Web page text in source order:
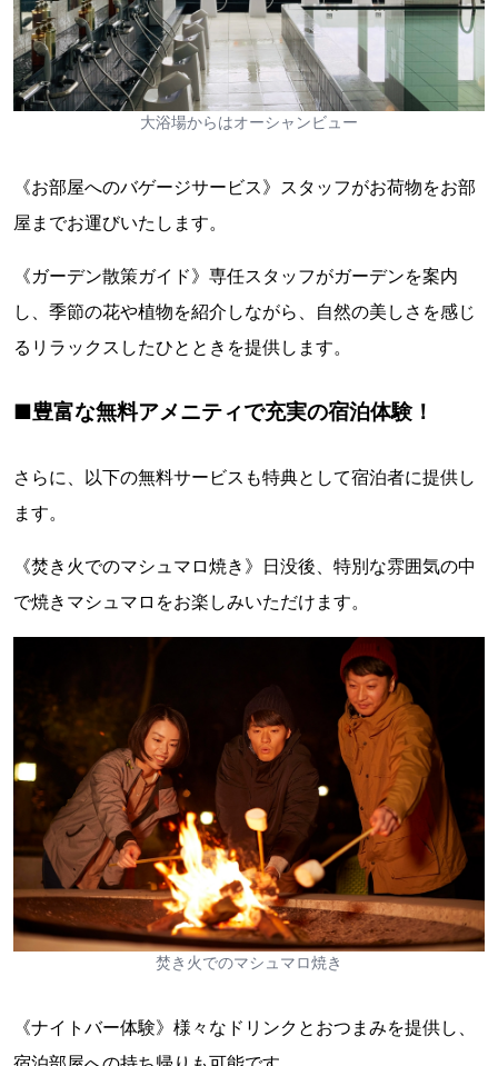
大浴場からはオーシャンビュー
《お部屋へのバゲージサービス》スタッフがお荷物をお部
屋までお運びいたします。
《ガーデン散策ガイド》専任スタッフがガーデンを案内
し、季節の花や植物を紹介しながら、自然の美しさを感じ
るリラックスしたひとときを提供します。
■豊富な無料アメニティで充実の宿泊体験！
さらに、以下の無料サービスも特典として宿泊者に提供し
ます。
《焚き火でのマシュマロ焼き》日没後、特別な雰囲気の中
で焼きマシュマロをお楽しみいただけます。
焚き火でのマシュマロ焼き
《ナイトバー体験》様々なドリンクとおつまみを提供し、